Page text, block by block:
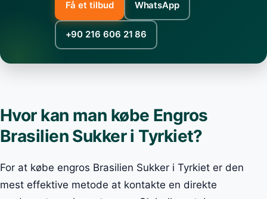
Få et tilbud WhatsApp
+90 216 606 21 86
Hvor kan man købe Engros
Brasilien Sukker i Tyrkiet?
For at købe engros Brasilien Sukker i Tyrkiet er den
mest effektive metode at kontakte en direkte